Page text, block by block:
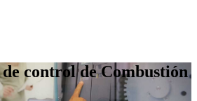
control de Combustión